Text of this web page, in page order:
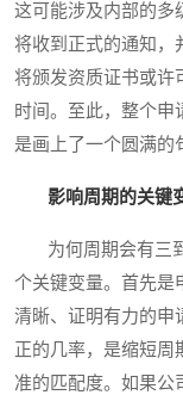
这可能涉及内部的多
将收到正式的通知，
将颁发资质证书或许
时间。至此，整个申
是画上了一个圆满的
影响周期的关键
为何周期会有三到
个关键变量。首先是
清晰、证明有力的申
正的几率，是缩短周
准的匹配度。如果公